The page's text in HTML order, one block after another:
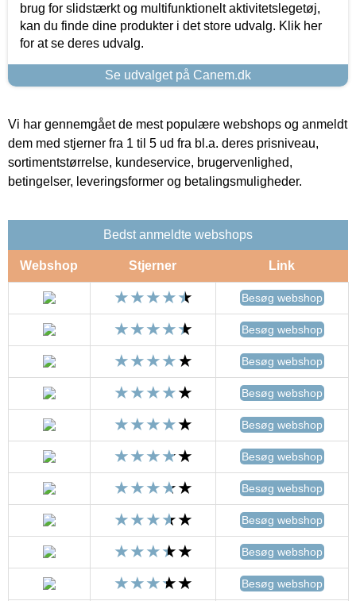
brug for slidstærkt og multifunktionelt aktivitetslegetøj,
kan du finde dine produkter i det store udvalg. Klik her
for at se deres udvalg.
Se udvalget på Canem.dk
Vi har gennemgået de mest populære webshops og anmeldt
dem med stjerner fra 1 til 5 ud fra bl.a. deres prisniveau,
sortimentstørrelse, kundeservice, brugervenlighed,
betingelser, leveringsformer og betalingsmuligheder.
Bedst anmeldte webshops
Webshop Stjerner Link
Besøg webshop
Besøg webshop
Besøg webshop
Besøg webshop
Besøg webshop
Besøg webshop
Besøg webshop
Besøg webshop
Besøg webshop
Besøg webshop